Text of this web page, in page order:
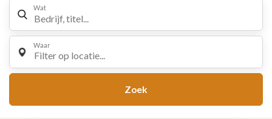
Wat
Waar
Filter op locatie...
Zoek